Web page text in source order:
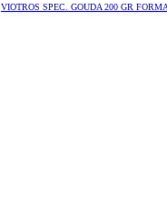
VIOTROS SPEC. GOUDA 200 GR